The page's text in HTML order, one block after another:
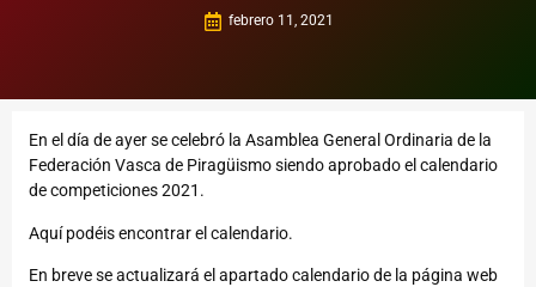
febrero 11, 2021
En el día de ayer se celebró la Asamblea General Ordinaria de la
Federación Vasca de Piragüismo siendo aprobado el calendario
de competiciones 2021.
Aquípodéis encontrar el calendario.
En breve se actualizará el apartado calendario de la página web